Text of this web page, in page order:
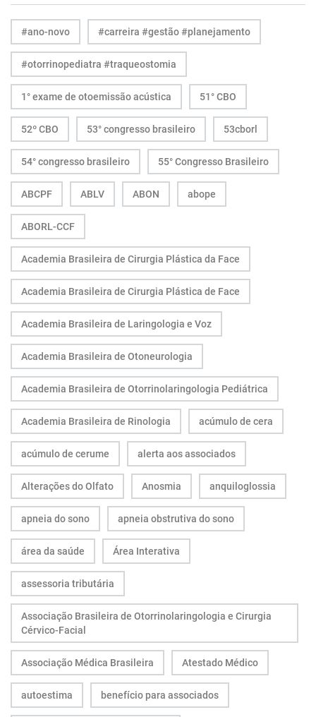
#ano-novo #carreira #gestão #planejamento
#otorrinopediatra #traqueostomia
1° exame de otoemissão acústica 51° CBO
52º CBO 53° congresso brasileiro 53cborl
54° congresso brasileiro 55° Congresso Brasileiro
ABCPF ABLV ABON abope
ABORL-CCF
Academia Brasileira de Cirurgia Plástica da Face
Academia Brasileira de Cirurgia Plástica de Face
Academia Brasileira de Laringologia e Voz
Academia Brasileira de Otoneurologia
Academia Brasileira de Otorrinolaringologia Pediátrica
Academia Brasileira de Rinologia acúmulo de cera
acúmulo de cerume alerta aos associados
Alterações do Olfato Anosmia anquiloglossia
apneia do sono apneia obstrutiva do sono
área da saúde Área Interativa
assessoria tributária
Associação Brasileira de Otorrinolaringologia e Cirurgia
Cérvico-Facial
Associação Médica Brasileira Atestado Médico
autoestima benefício para associados